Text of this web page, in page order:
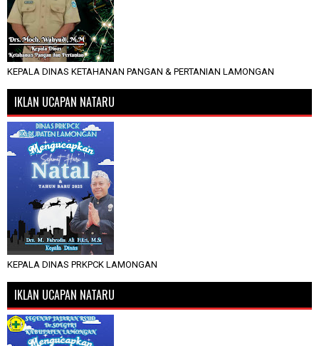
KEPALA DINAS KETAHANAN PANGAN & PERTANIAN LAMONGAN
IKLAN UCAPAN NATARU
KEPALA DINAS PRKPCK LAMONGAN
IKLAN UCAPAN NATARU